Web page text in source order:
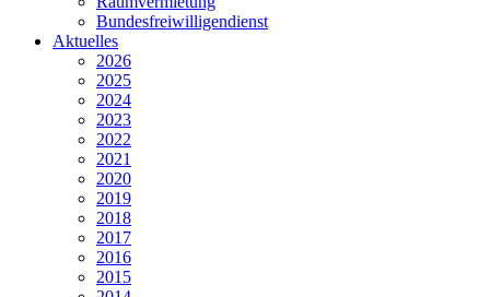
Bundesfreiwilligendienst
Aktuelles
2026
2025
2024
2023
2022
2021
2020
2019
2018
2017
2016
2015